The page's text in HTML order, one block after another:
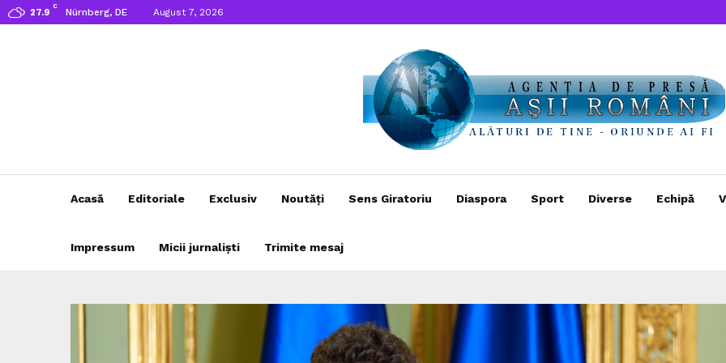
27.9
C
Nürnberg, DE August 7, 2026
Acasă Editoriale Exclusiv Noutăți Sens Giratoriu Diaspora Sport Diverse Echipă
Impressum Micii jurnaliști Trimite mesaj